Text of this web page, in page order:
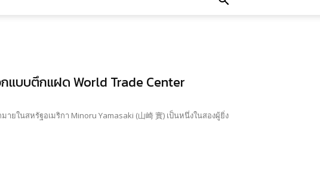
แบบตึกแฝด World Trade Center
นสหรัฐอเมริกา Minoru Yamasaki (山崎 實) เป็นหนึ่งในสองผู้ยิ่ง